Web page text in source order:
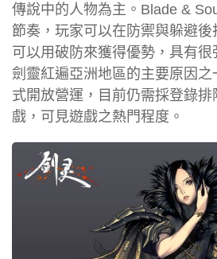
傳說中的人物為主。Blade &
節奏，玩家可以在防禦與躲避
可以用破防來獲得優勢，具有
劍靈紅遍亞洲地區的主要原因
式開放營運，目前仍需採登錄
戲，可見遊戲之熱門程度。